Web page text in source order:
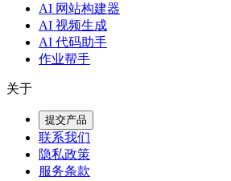
AI 网站构建器
AI 视频生成
AI 代码助手
作业帮手
关于
提交产品
联系我们
隐私政策
服务条款